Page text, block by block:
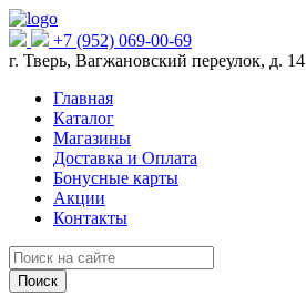
+7 (952) 069-00-69
г. Тверь, Вагжановский переулок, д. 14
Главная
Каталог
Магазины
Доставка и Оплата
Бонусные карты
Акции
Контакты
Поиск